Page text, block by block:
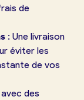
de
: Une livraison
éviter les
de vos
des